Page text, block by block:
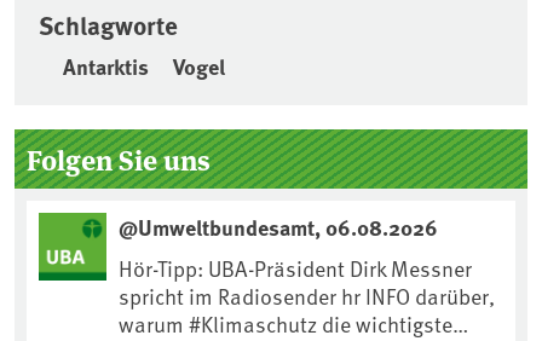
Schlagworte
Antarktis Vogel
Seitenleiste
Folgen Sie uns
@Umweltbundesamt, 06.08.2026
Hör-Tipp: UBA-Präsident Dirk Messner
spricht im Radiosender hr INFO darüber,
warum #Klimaschutz die wichtigste